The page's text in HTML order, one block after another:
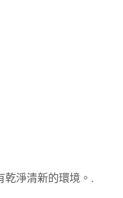
乾淨清新的環境。.